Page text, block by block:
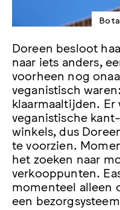
Doreen besloot
naar iets anders,
voorheen nog
veganistisch
klaarmaaltijden. Er
veganistische
winkels, dus
te voorzien.
het zoeken naar
verkooppunten.
momenteel alleen
een